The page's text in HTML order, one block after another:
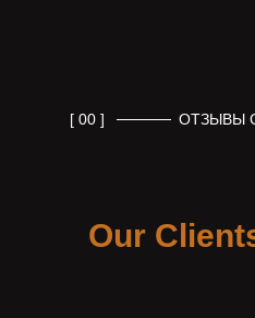
ОТЗЫВЫ
[ 00 ]
Our